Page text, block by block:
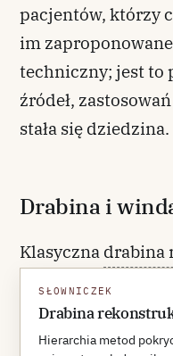
pacjentów, którzy
im
techniczny; jest to
źródeł,
stała się dziedzina.
Drabina i
Klasyczna drabina
SŁOWNICZEK
Drabina
Hierarchia metod
wybór
pokrycia ubytku —
przez zamknięcie